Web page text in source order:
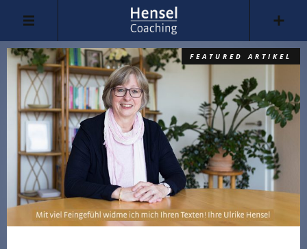
FEATURED ARTIKEL